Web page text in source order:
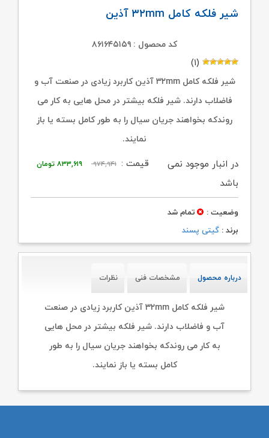
شیر فلکه کامل ۳۲mm آذین
کد محصول : ۸۶۱۶۴۵۱۵۹
(۱)
شیر فلکه کامل ۳۲mm آذین کاربرد زیادی در صنعت آب و
فاضلاب دارند. شیر فلکه بیشتر در محل هایی به کار می
روندکه بخواهند جریان سیال را به طور کامل بسته یا باز
نمایند.
قیمت : ۹۷۴,۹۴۱
قیمت
۹۷۴,۹۴۱ تومان
۸۳۳,۶۱۹ تومان
۸۳۳,۶۱۹ تومان.
در انبار موجود نمی
باشد
وضعیت :
تمام شد
برند : گیتی پسند
درباره محصول مشخصات فنی نظرات
شیر فلکه کامل ۳۲mm آذین کاربرد زیادی در صنعت
آب و فاضلاب دارند. شیر فلکه بیشتر در محل هایی
به کار می روندکه بخواهند جریان سیال را به طور
کامل بسته یا باز نمایند.